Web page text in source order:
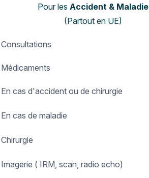
Pour les Accident & Maladie
(Partout en UE)
Consultations
Médicaments
En cas d'accident ou de chirurgie
En cas de maladie
Chirurgie
Imagerie ( IRM, scan, radio echo)